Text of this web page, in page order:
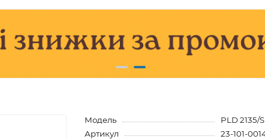
Модель
PLD 2135/
Артикул
23-101-